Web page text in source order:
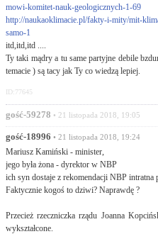
mowi-komitet-nauk-geologicznych-1-69
http://naukaoklimacie.pl/fakty-i-mity/mit-
samo-1
itd,itd,itd ....
Ty taki mądry a tu same partyjne debile
temacie ) są tacy jak Ty co wiedzą lepiej.
ID:77645
gość-59278 • 21 listopada 2018, 19:05
gość-18996 • 21 listopada 2018, 19:24
Mariusz Kamiński - minister,
jego była żona - dyrektor w NBP
ich syn dostaje z rekomendacji NBP
Faktycznie kogoś to dziwi? Naprawdę ?
Przecież rzeczniczka rządu Joanna
wykształcone.